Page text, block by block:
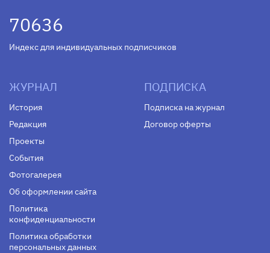
70636
Индекс для индивидуальных подписчиков
ЖУРНАЛ
История
Редакция
Проекты
События
Фотогалерея
Об оформлении сайта
Политика
конфиденциальности
Политика обработки
персональных данных
ПОДПИСКА
Подписка на журнал
Договор оферты